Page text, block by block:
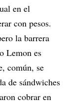
en el
con pesos.
la barrera
Lemon es
común, se
de sándwiches
cobrar en